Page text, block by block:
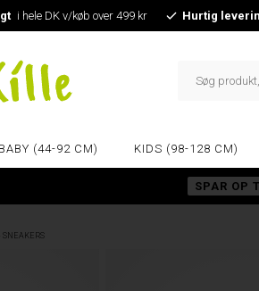
i hele DK v/køb over 499 kr Hurtig
BABY (44-92 CM) KIDS (98-128 CM)
SPAR OP
SNEAKERS